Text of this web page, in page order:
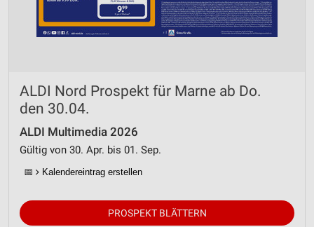
ALDI Nord Prospekt für Marne ab Do.
den 30.04.
ALDI Multimedia 2026
Gültig von 30. Apr. bis 01. Sep.
📅 Kalendereintrag erstellen
PROSPEKT BLÄTTERN